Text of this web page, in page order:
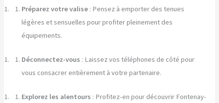
Préparez votre valise : Pensez à emporter des tenues
légères et sensuelles pour profiter pleinement des
équipements.
Déconnectez-vous : Laissez vos téléphones de côté pour
vous consacrer entièrement à votre partenaire.
Explorez les alentours : Profitez-en pour découvrir Fontenay-